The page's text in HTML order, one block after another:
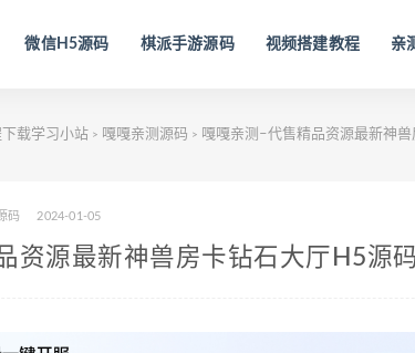
微信H5源码 棋派手游源码 视频搭建教程 亲
载学习小站 > 嘎嘎亲测源码 > 嘎嘎亲测–代售精品资源最新神
码 2024-01-05
资源最新神兽房卡钻石大厅H5源码